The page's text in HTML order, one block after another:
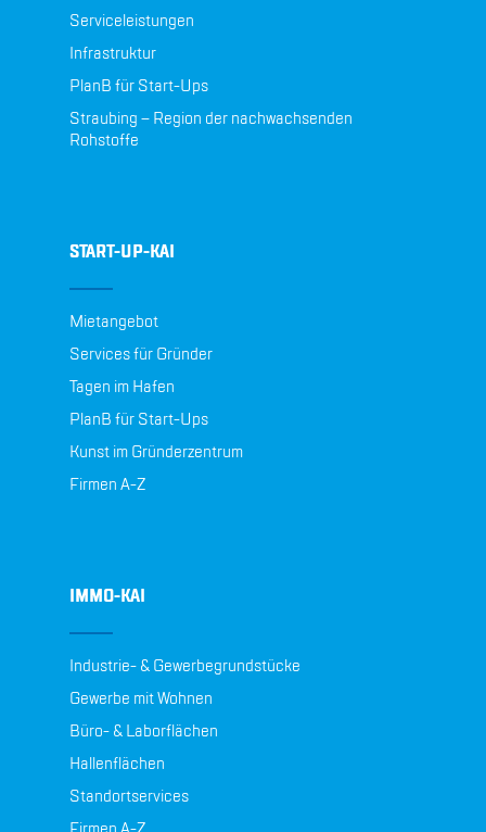
Serviceleistungen
Infrastruktur
PlanB für Start-Ups
Straubing – Region der nachwachsenden
Rohstoffe
START-UP-KAI
Mietangebot
Services für Gründer
Tagen im Hafen
PlanB für Start-Ups
Kunst im Gründerzentrum
Firmen A-Z
IMMO-KAI
Industrie- & Gewerbegrundstücke
Gewerbe mit Wohnen
Büro- & Laborflächen
Hallenflächen
Standortservices